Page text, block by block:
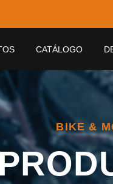
CATÁLOGO
BIKE &